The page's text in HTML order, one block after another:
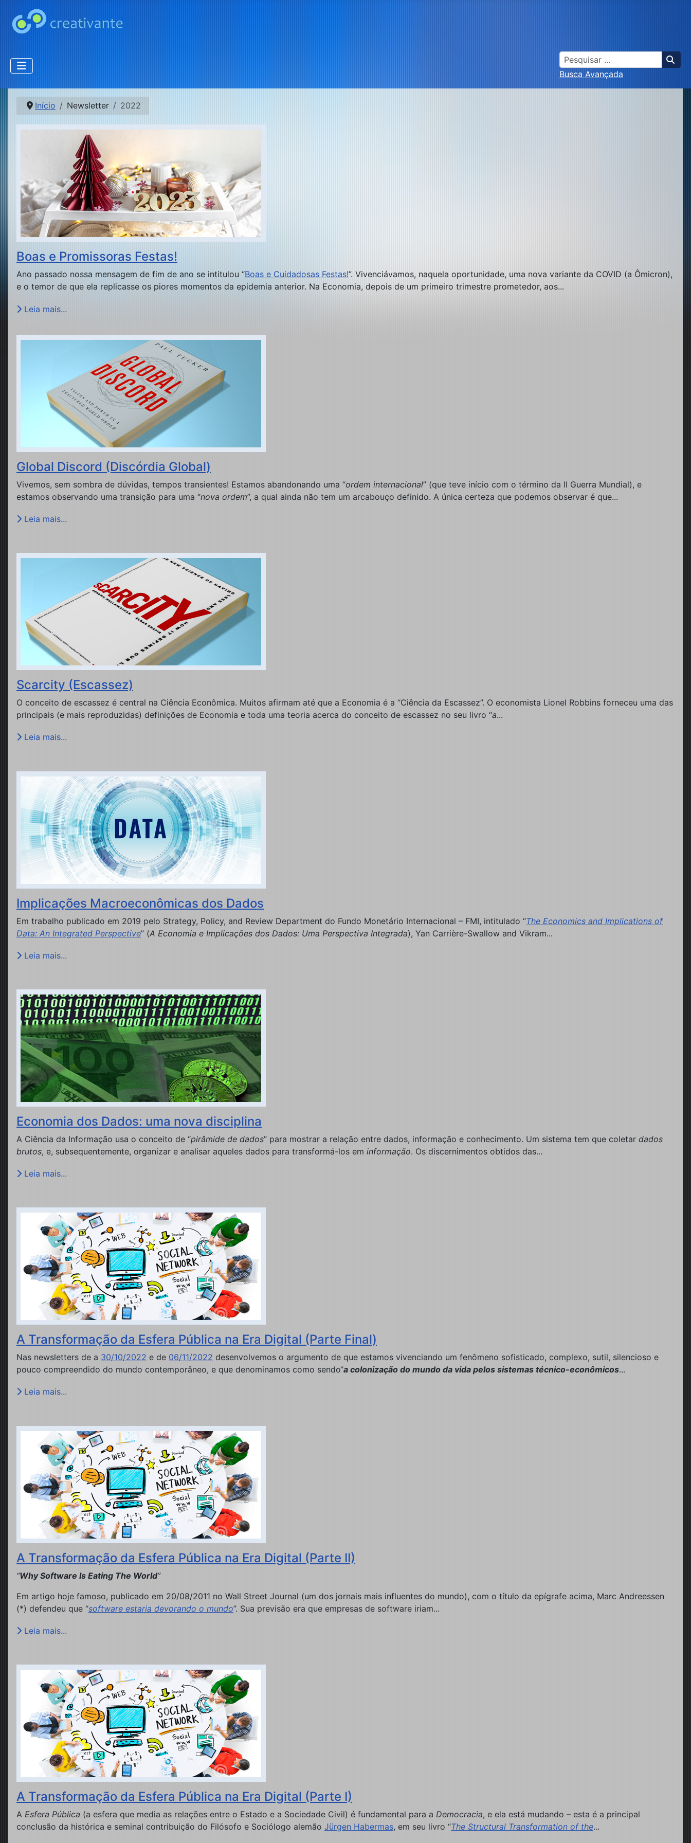
Busca
Busca Avançada
Início Newsletter 2022
Boas e Promissoras Festas!
Ano passado nossa mensagem de fim de ano se intitulou “Boas e Cuidadosas Festas!”. Vivenciávamos, naquela oportunidade, uma nova variante da COVID (a Ômicron),
e o temor de que ela replicasse os piores momentos da epidemia anterior. Na Economia, depois de um primeiro trimestre prometedor, aos...
Leia mais...
Global Discord (Discórdia Global)
Vivemos, sem sombra de dúvidas, tempos transientes! Estamos abandonando uma “ordem internacional” (que teve início com o término da II Guerra Mundial), e
estamos observando uma transição para uma “nova ordem”, a qual ainda não tem um arcabouço definido. A única certeza que podemos observar é que...
Leia mais...
Scarcity (Escassez)
O conceito de escassez é central na Ciência Econômica. Muitos afirmam até que a Economia é a “Ciência da Escassez”. O economista Lionel Robbins forneceu uma das
principais (e mais reproduzidas) definições de Economia e toda uma teoria acerca do conceito de escassez no seu livro “a...
Leia mais...
Implicações Macroeconômicas dos Dados
Em trabalho publicado em 2019 pelo Strategy, Policy, and Review Department do Fundo Monetário Internacional – FMI, intitulado “The Economics and Implications of
Data: An Integrated Perspective” (A Economia e Implicações dos Dados: Uma Perspectiva Integrada), Yan Carrière-Swallow and Vikram...
Leia mais...
Economia dos Dados: uma nova disciplina
A Ciência da Informação usa o conceito de “pirâmide de dados” para mostrar a relação entre dados, informação e conhecimento. Um sistema tem que coletar dados
brutos, e, subsequentemente, organizar e analisar aqueles dados para transformá-los em informação. Os discernimentos obtidos das...
Leia mais...
A Transformação da Esfera Pública na Era Digital (Parte Final)
Nas newsletters de a 30/10/2022 e de 06/11/2022 desenvolvemos o argumento de que estamos vivenciando um fenômeno sofisticado, complexo, sutil, silencioso e
pouco compreendido do mundo contemporâneo, e que denominamos como sendo“a colonização do mundo da vida pelos sistemas técnico-econômicos...
Leia mais...
A Transformação da Esfera Pública na Era Digital (Parte II)
“Why Software Is Eating The World”
Em artigo hoje famoso, publicado em 20/08/2011 no Wall Street Journal (um dos jornais mais influentes do mundo), com o título da epígrafe acima, Marc Andreessen
(*) defendeu que “software estaria devorando o mundo”. Sua previsão era que empresas de software iriam...
Leia mais...
A Transformação da Esfera Pública na Era Digital (Parte I)
A Esfera Pública (a esfera que media as relações entre o Estado e a Sociedade Civil) é fundamental para a Democracia, e ela está mudando – esta é a principal
conclusão da histórica e seminal contribuição do Filósofo e Sociólogo alemão Jürgen Habermas, em seu livro “The Structural Transformation of the...